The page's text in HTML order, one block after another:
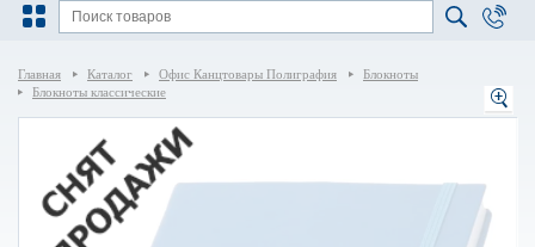
Главная Каталог Офис Канцтовары Полиграфия
Блокноты
Блокноты классические